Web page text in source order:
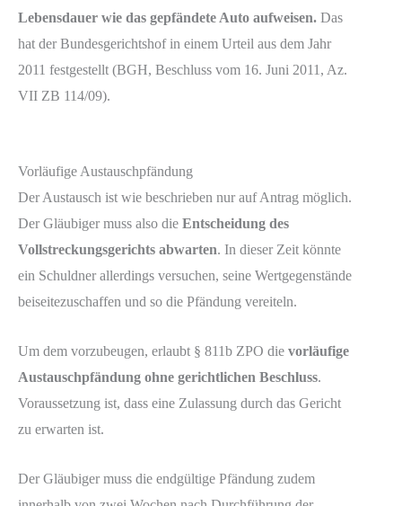
Lebensdauer wie das gepfändete Auto aufweisen. Das
hat der Bundesgerichtshof in einem Urteil aus dem Jahr
2011 festgestellt (BGH, Beschluss vom 16. Juni 2011, Az.
VII ZB 114/09).
Vorläufige Austauschpfändung
Der Austausch ist wie beschrieben nur auf Antrag möglich.
Der Gläubiger muss also die Entscheidung des
Vollstreckungsgerichts abwarten. In dieser Zeit könnte
ein Schuldner allerdings versuchen, seine Wertgegenstände
beiseitezuschaffen und so die Pfändung vereiteln.
Um dem vorzubeugen, erlaubt § 811b ZPO die vorläufige
Austauschpfändung ohne gerichtlichen Beschluss.
Voraussetzung ist, dass eine Zulassung durch das Gericht
zu erwarten ist.
Der Gläubiger muss die endgültige Pfändung zudem